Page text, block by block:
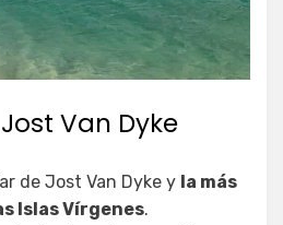
Van Dyke
de Jost Van Dyke y la más
Islas Vírgenes.